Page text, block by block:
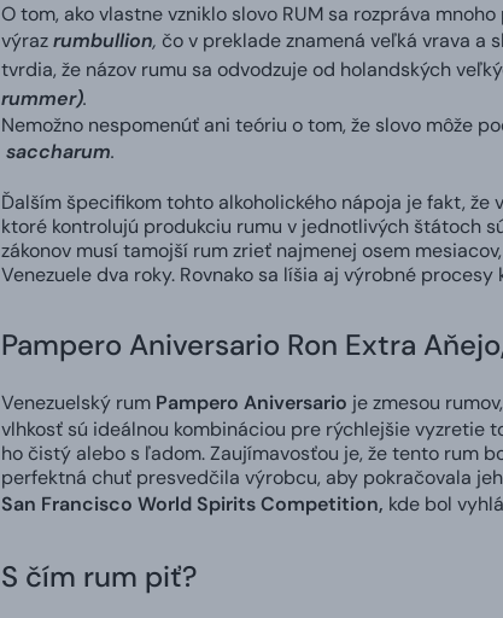
O tom, ako vlastne vzniklo slovo RUM sa rozpráva
výrazrumbullion, čo v preklade znamená veľká vrava a
tvrdia, že názov rumu sa odvodzuje od holandských
rummer).
Nemožno nespomenúť ani teóriu o tom, že slovo môže
saccharum.
Ďalším špecifikom tohto alkoholického nápoja je fakt,
ktoré kontrolujú produkciu rumu v jednotlivých štátoch
zákonov musí tamojší rum zrieť najmenej osem
Venezuele dva roky. Rovnako sa líšia aj výrobné
Pampero Aniversario Ron Extra
Venezuelský rum Pampero Aniversario je zmesou
vlhkosť sú ideálnou kombináciou pre rýchlejšie vyzretie
ho čistý alebo s ľadom. Zaujímavosťou je, že tento rum
perfektná chuť presvedčila výrobcu, aby pokračovala
San Francisco World Spirits Competition, kde bol
S čím rum piť?